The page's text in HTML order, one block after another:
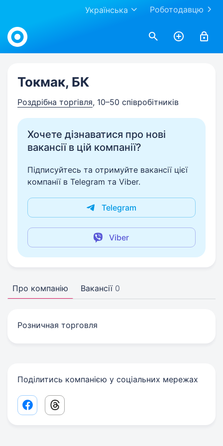
Роботодавцю
Українська
Work.ua
Токмак, БК
Роздрібна торгівля, 10–50 співробітників
Хочете дізнаватися про нові
вакансії в цій компанії?
Підписуйтесь та отримуйте вакансії цієї
компанії в Telegram та Viber.
Telegram
Viber
Про компанію Вакансії 0
Розничная торговля
Поділитись компанією у соціальних мережах
Facebook share link
Threads share link